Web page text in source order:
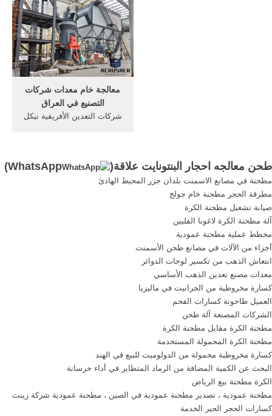
أراب
معالجة خام معدات شركات
التصنيع في العراق
شركات التعدين الأفريقية نيكل
شركات و مشاريع في العالم
العربي مهتم بالفكر الانساني
طحن معالجه احجار البنتونايت علاقة( WhatsApp
)
مطحنة في مصانع الاسمنت بلدان جزر المحيط الهادئ
مطرقة الحجر مطحنة خام جولج
صيانة تشغيل مطحنة الكرة
آلة مطحنة الكرة لاغونا الفلبين
مخطط عملية مطحنة عمودية
أجزاء من الآلات في مصانع طحن الأسمنت
انتعاش الذهب من تكسير لوحات الدوائر
معدات مصنع تعدين الذهب الأساسي
كسارة مخروطية من الجرانيت في ماليزيا
العميل طاحونة كسارات الفحم
الشركات المصنعة آلة طحن
مطحنة الكرة مقابل مطحنة الكرة
مطحنة الكرة المحمولة المستخدمة
كسارة مخروطية محمولة من الدولوميت للبيع في الهند
البحث عن الكمية المضافة من الرماد المتطاير في أداء خرسانة
الكرة مطحنة بيع الرياض
مطحنة عمودية ، تصدير مطحنة عمودية في الصين ، مطحنة عمودية شركة زينث
كسارات الحجر الجير الخدمة